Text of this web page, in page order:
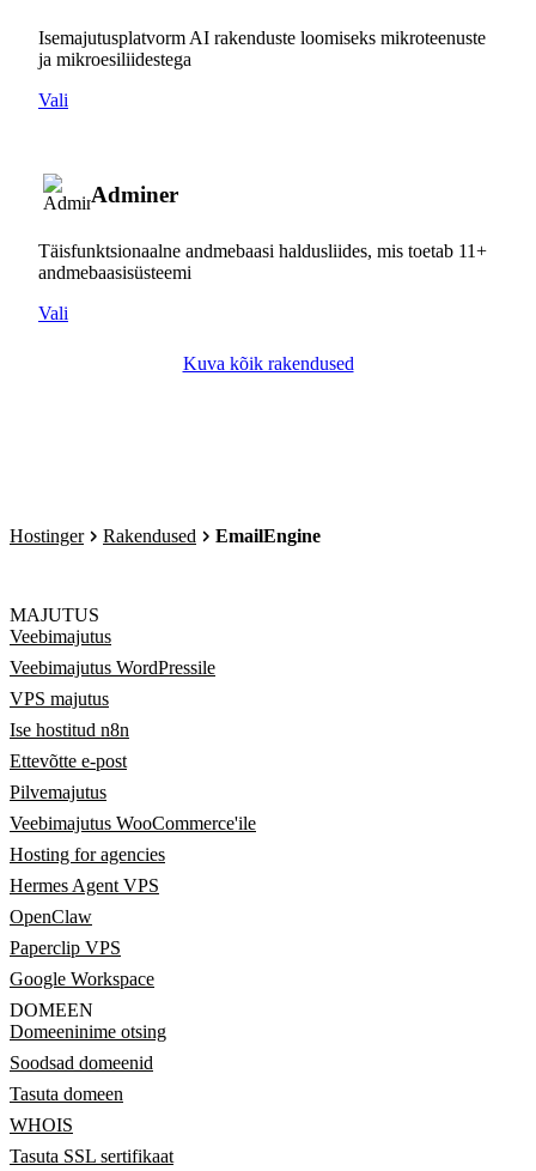
Isemajutusplatvorm AI rakenduste loomiseks mikroteenuste
ja mikroesiliidestega
Vali
Adminer
Täisfunktsionaalne andmebaasi haldusliides, mis toetab 11+
andmebaasisüsteemi
Vali
Kuva kõik rakendused
Hostinger Rakendused EmailEngine
MAJUTUS
Veebimajutus
Veebimajutus WordPressile
VPS majutus
Ise hostitud n8n
Ettevõtte e-post
Pilvemajutus
Veebimajutus WooCommerce'ile
Hosting for agencies
Hermes Agent VPS
OpenClaw
Paperclip VPS
Google Workspace
DOMEEN
Domeeninime otsing
Soodsad domeenid
Tasuta domeen
WHOIS
Tasuta SSL sertifikaat